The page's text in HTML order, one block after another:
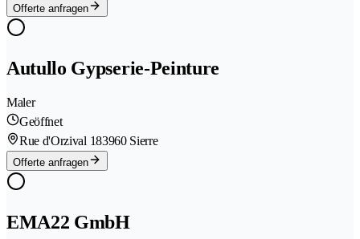
Offerte anfragen
Autullo Gypserie-Peinture
Maler
Geöffnet
Rue d'Orzival 183960 Sierre
Offerte anfragen
EMA22 GmbH